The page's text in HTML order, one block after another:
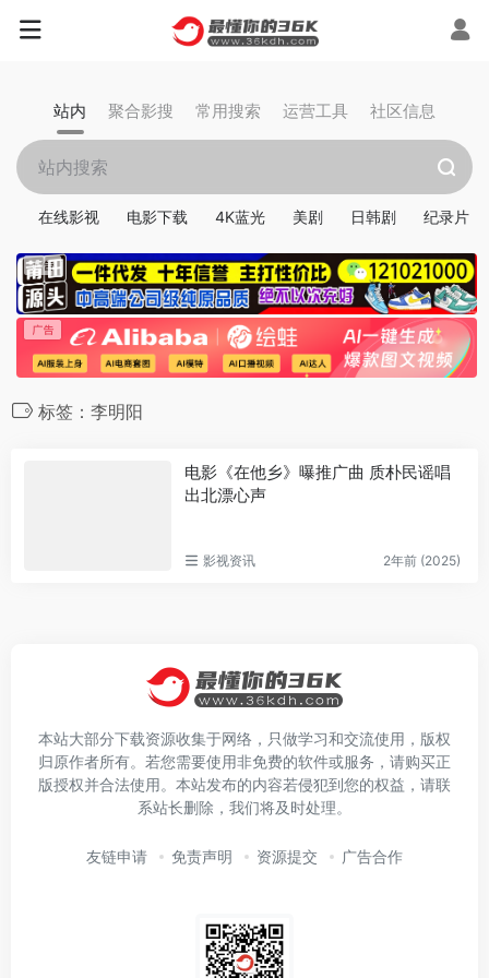
站内 聚合影搜 常用搜索 运营工具 社区信息
在线影视 电影下载 4K蓝光 美剧 日韩剧 纪录片
标签：李明阳
电影《在他乡》曝推广曲 质朴民谣唱
出北漂心声
影视资讯 2年前 (2025)
本站大部分下载资源收集于网络，只做学习和交流使用，版权
归原作者所有。若您需要使用非免费的软件或服务，请购买正
版授权并合法使用。本站发布的内容若侵犯到您的权益，请联
系站长删除，我们将及时处理。
友链申请 免责声明 资源提交 广告合作